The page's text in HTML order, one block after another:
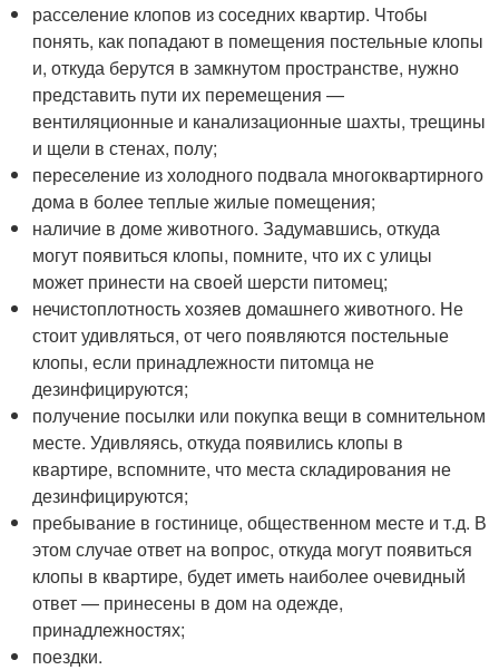
расселение клопов из соседних квартир. Чтобы
понять, как попадают в помещения постельные клопы
и, откуда берутся в замкнутом пространстве, нужно
представить пути их перемещения —
вентиляционные и канализационные шахты, трещины
и щели в стенах, полу;
переселение из холодного подвала многоквартирного
дома в более теплые жилые помещения;
наличие в доме животного. Задумавшись, откуда
могут появиться клопы, помните, что их с улицы
может принести на своей шерсти питомец;
нечистоплотность хозяев домашнего животного. Не
стоит удивляться, от чего появляются постельные
клопы, если принадлежности питомца не
дезинфицируются;
получение посылки или покупка вещи в сомнительном
месте. Удивляясь, откуда появились клопы в
квартире, вспомните, что места складирования не
дезинфицируются;
пребывание в гостинице, общественном месте и т.д. В
этом случае ответ на вопрос, откуда могут появиться
клопы в квартире, будет иметь наиболее очевидный
ответ — принесены в дом на одежде,
принадлежностях;
поездки.